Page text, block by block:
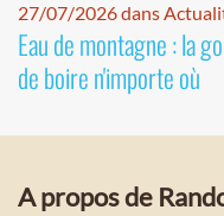
27/07/2026 dans
Eau de montagne : la
de boire n'importe où
A propos de